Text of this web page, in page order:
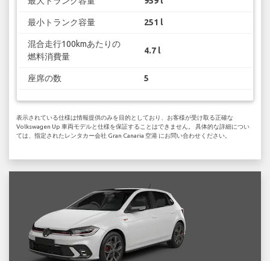
最小トランク容量 251 l
混合走行100kmあたりの
燃料消費量
4.7 l
座席の数 5
表示されている仕様は情報提供のみを目的としており、お客様が受け取る正確な
Volkswagen Up 車両モデルと仕様を保証することはできません。 具体的な詳細につい
ては、指定されたレンタカー会社 Gran Canaria 空港 にお問い合わせください。